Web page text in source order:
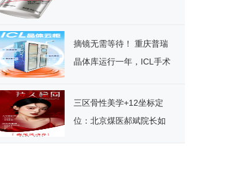
摘镜无需等待！ 重庆普瑞
晶体库运行一年，ICL手术
三区骨性美学+12坐标定
位：北京煤医郝斌院长如